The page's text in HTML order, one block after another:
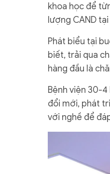
khoa học để
lượng CAND
Phát biểu tại
biết, trải qua
hàng đầu là
Bệnh viện 30-
đổi mới, phát
với nghề để